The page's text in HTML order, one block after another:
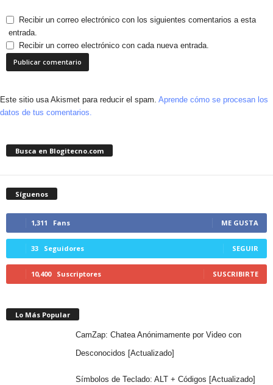
Recibir un correo electrónico con los siguientes comentarios a esta
entrada.
Recibir un correo electrónico con cada nueva entrada.
Este sitio usa Akismet para reducir el spam. Aprende cómo se procesan los
datos de tus comentarios.
Busca en Blogitecno.com
Síguenos
1,311 Fans ME GUSTA
33 Seguidores SEGUIR
10,400 Suscriptores SUSCRIBIRTE
Lo Más Popular
CamZap: Chatea Anónimamente por Video con
Desconocidos [Actualizado]
Símbolos de Teclado: ALT + Códigos [Actualizado]